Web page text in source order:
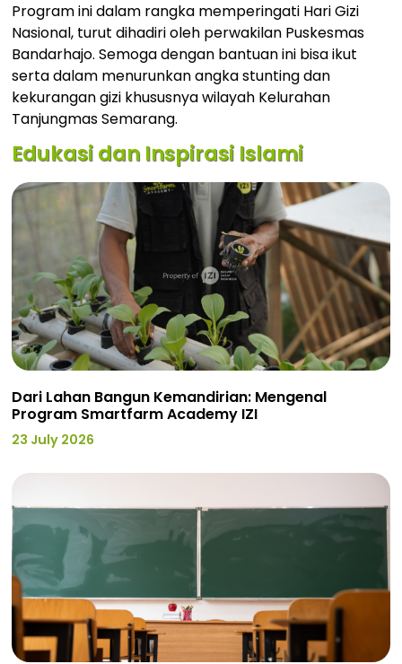
Program ini dalam rangka memperingati Hari Gizi
Nasional, turut dihadiri oleh perwakilan Puskesmas
Bandarhajo. Semoga dengan bantuan ini bisa ikut
serta dalam menurunkan angka stunting dan
kekurangan gizi khususnya wilayah Kelurahan
Tanjungmas Semarang.
Edukasi dan Inspirasi Islami
Dari Lahan Bangun Kemandirian: Mengenal
Program Smartfarm Academy IZI
23 July 2026